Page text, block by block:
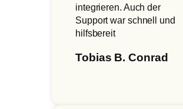
integrieren. Auch der
Support war schnell und
hilfsbereit
Tobias B. Conrad